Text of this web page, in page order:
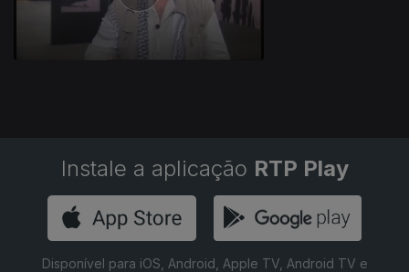
Instale a aplicação RTP Play
Disponível para iOS, Android, Apple TV, Android TV e